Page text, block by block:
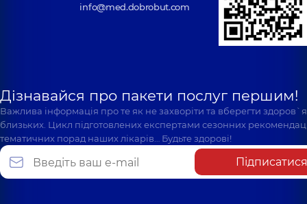
info@med.dobrobut.com
Дізнавайся про пакети послуг першим!
Важлива інформація про те як не захворіти та вберегти
близьких. Цикл підготовлених експертами сезонних
тематичних порад наших лікарів… Будьте здорові!
Підписатися